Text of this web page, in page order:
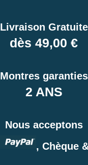
Livraison Gratuite
dès 49,00 €
Montres garanties
2 ANS
Nous acceptons
, Chèque